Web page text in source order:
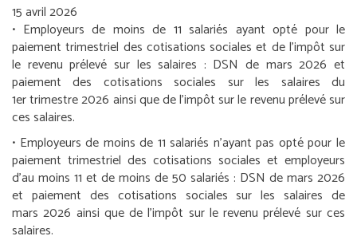
15 avril 2026
• Employeurs de moins de 11 salariés ayant opté pour le
paiement trimestriel des cotisations sociales et de l’impôt sur
le revenu prélevé sur les salaires : DSN de mars 2026 et
paiement des cotisations sociales sur les salaires du
1ertrimestre 2026 ainsi que de l’impôt sur le revenu prélevé sur
ces salaires.
• Employeurs de moins de 11 salariés n’ayant pas opté pour le
paiement trimestriel des cotisations sociales et employeurs
d’au moins 11 et de moins de 50 salariés : DSN de mars 2026
et paiement des cotisations sociales sur les salaires de
mars 2026 ainsi que de l’impôt sur le revenu prélevé sur ces
salaires.